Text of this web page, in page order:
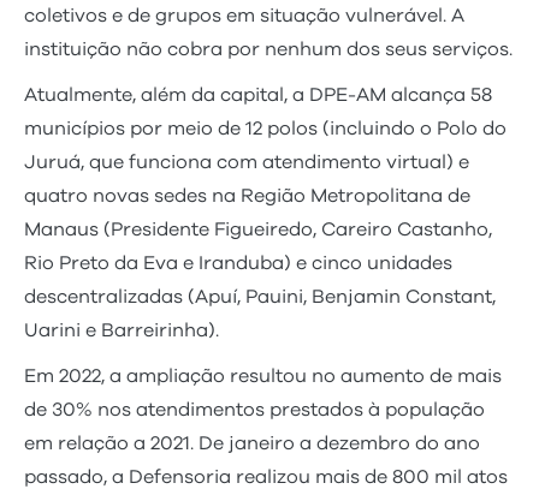
coletivos e de grupos em situação vulnerável. A
instituição não cobra por nenhum dos seus serviços.
Atualmente, além da capital, a DPE-AM alcança 58
municípios por meio de 12 polos (incluindo o Polo do
Juruá, que funciona com atendimento virtual) e
quatro novas sedes na Região Metropolitana de
Manaus (Presidente Figueiredo, Careiro Castanho,
Rio Preto da Eva e Iranduba) e cinco unidades
descentralizadas (Apuí, Pauini, Benjamin Constant,
Uarini e Barreirinha).
Em 2022, a ampliação resultou no aumento de mais
de 30% nos atendimentos prestados à população
em relação a 2021. De janeiro a dezembro do ano
passado, a Defensoria realizou mais de 800 mil atos